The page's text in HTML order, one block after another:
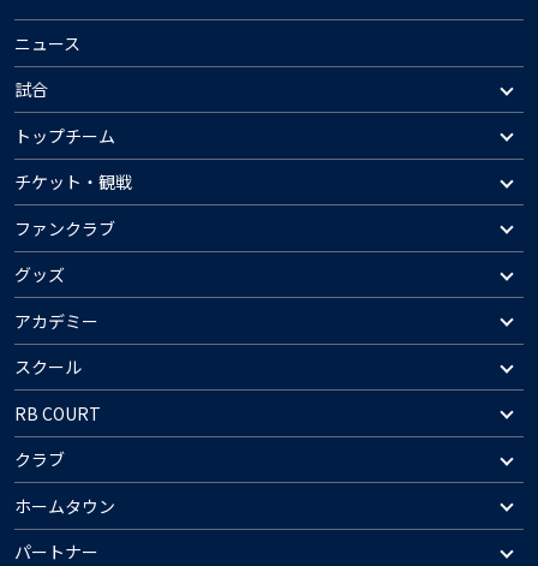
ニュース
試合
トップチーム
チケット・観戦
ファンクラブ
グッズ
アカデミー
スクール
RB COURT
クラブ
ホームタウン
パートナー